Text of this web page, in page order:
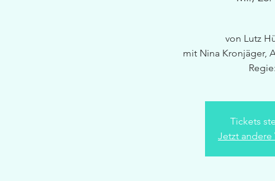
von Lutz
mit Nina Kronjäger,
Tickets
Jetzt andere